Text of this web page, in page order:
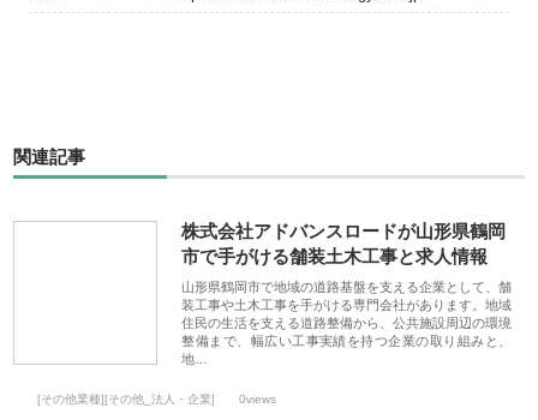
関連記事
株式会社アドバンスロードが山形県鶴岡
市で手がける舗装土木工事と求人情報
山形県鶴岡市で地域の道路基盤を支える企業として、舗
装工事や土木工事を手がける専門会社があります。地域
住民の生活を支える道路整備から、公共施設周辺の環境
整備まで、幅広い工事実績を持つ企業の取り組みと、
地…
[その他業種][その他_法人・企業] 0views